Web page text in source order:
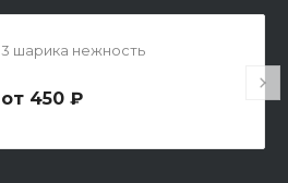
3 шарика нежность
450 ₽